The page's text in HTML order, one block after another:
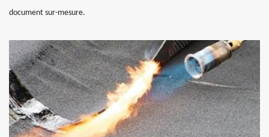
document sur-mesure.